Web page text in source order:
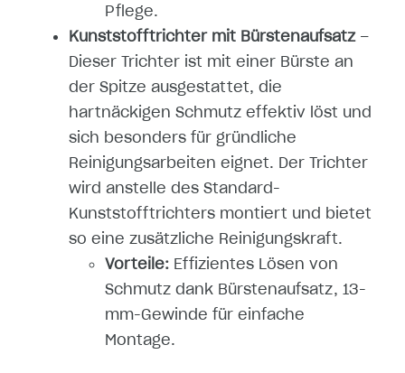
Pflege.
Kunststofftrichter mit Bürstenaufsatz–
Dieser Trichter ist mit einer Bürste an
der Spitze ausgestattet, die
hartnäckigen Schmutz effektiv löst und
sich besonders für gründliche
Reinigungsarbeiten eignet. Der Trichter
wird anstelle des Standard-
Kunststofftrichters montiert und bietet
so eine zusätzliche Reinigungskraft.
Vorteile: Effizientes Lösen von
Schmutz dank Bürstenaufsatz, 13-
mm-Gewinde für einfache
Montage.